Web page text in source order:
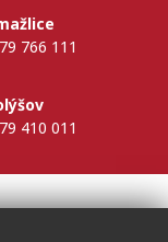
766 111
410 011